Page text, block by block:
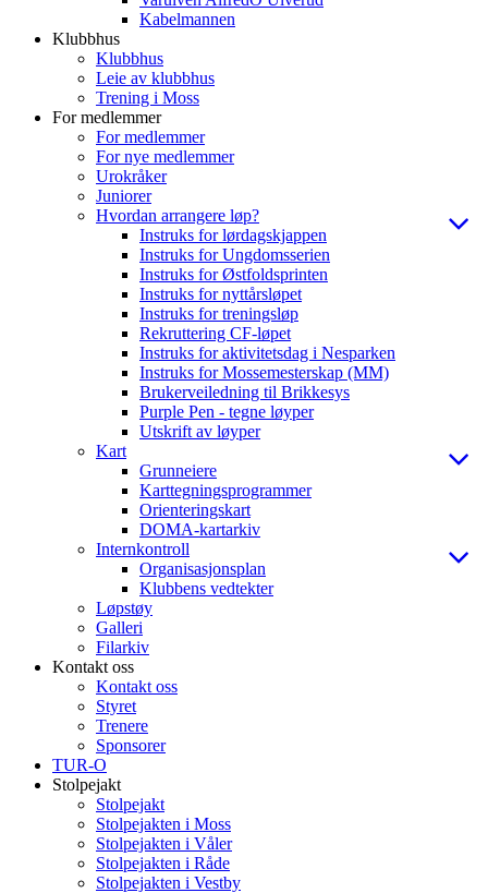
Kabelmannen
Klubbhus
Klubbhus
Leie av klubbhus
Trening i Moss
For medlemmer
For medlemmer
For nye medlemmer
Urokråker
Juniorer
Hvordan arrangere løp?
Instruks for lørdagskjappen
Instruks for Ungdomsserien
Instruks for Østfoldsprinten
Instruks for nyttårsløpet
Instruks for treningsløp
Rekruttering CF-løpet
Instruks for aktivitetsdag i Nesparken
Instruks for Mossemesterskap (MM)
Brukerveiledning til Brikkesys
Purple Pen - tegne løyper
Utskrift av løyper
Kart
Grunneiere
Karttegningsprogrammer
Orienteringskart
DOMA-kartarkiv
Internkontroll
Organisasjonsplan
Klubbens vedtekter
Løpstøy
Galleri
Filarkiv
Kontakt oss
Kontakt oss
Styret
Trenere
Sponsorer
TUR-O
Stolpejakt
Stolpejakt
Stolpejakten i Moss
Stolpejakten i Våler
Stolpejakten i Råde
Stolpejakten i Vestby